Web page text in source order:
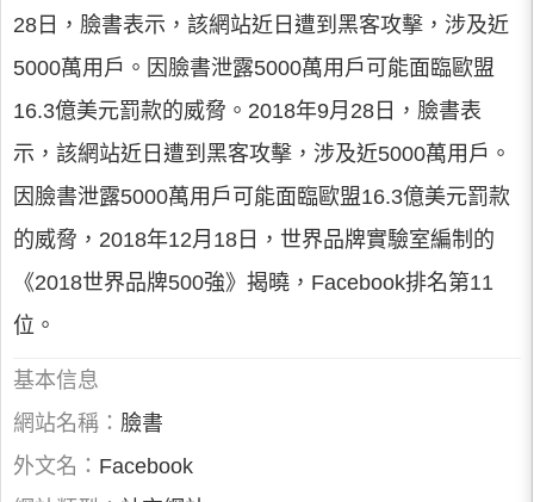
28日，臉書表示，該網站近日遭到黑客攻擊，涉及近
5000萬用戶。因臉書泄露5000萬用戶可能面臨歐盟
16.3億美元罰款的威脅。2018年9月28日，臉書表
示，該網站近日遭到黑客攻擊，涉及近5000萬用戶。
因臉書泄露5000萬用戶可能面臨歐盟16.3億美元罰款
的威脅，2018年12月18日，世界品牌實驗室編制的
《2018世界品牌500強》揭曉，Facebook排名第11
位。
基本信息
網站名稱： 臉書
外文名： Facebook